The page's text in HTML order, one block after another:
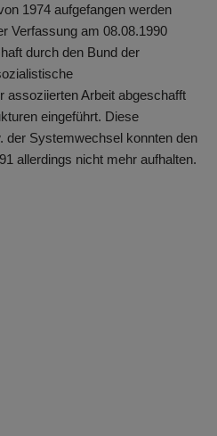
1974 aufgefangen werden
Verfassung am 08.08.1990
durch den Bund der
assoziierten Arbeit abgeschafft
eingeführt. Diese
der Systemwechsel konnten den
allerdings nicht mehr aufhalten.